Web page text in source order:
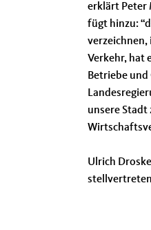
erklärt Peter
fügt hinzu:
verzeichnen,
Verkehr, hat
Betriebe
unsere
Ulrich Droske